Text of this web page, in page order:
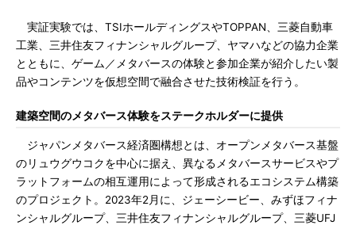
実証実験では、TSIホールディングスやTOPPAN、三菱自動車
工業、三井住友フィナンシャルグループ、ヤマハなどの協力企業
とともに、ゲーム／メタバースの体験と参加企業が紹介したい製
品やコンテンツを仮想空間で融合させた技術検証を行う。
建築空間のメタバース体験をステークホルダーに提供
ジャパンメタバース経済圏構想とは、オープンメタバース基盤
のリュウグウコクを中心に据え、異なるメタバースサービスやプ
ラットフォームの相互運用によって形成されるエコシステム構築
のプロジェクト。2023年2月に、ジェーシービー、みずほフィナ
ンシャルグループ、三井住友フィナンシャルグループ、三菱UFJ